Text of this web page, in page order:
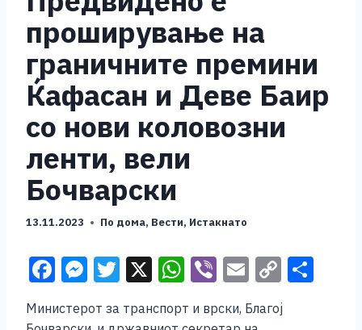
проширување на
граничните премини
Ќафасан и Деве Баир
со нови коловозни
ленти, вели
Бочварски
13.11.2023 По дома, Вести, Истакнато
F
c
M
ss
T
tt
X W
at
Vi
er
E
m
ai
C
o
p
Министерот за транспорт и врски, Благој